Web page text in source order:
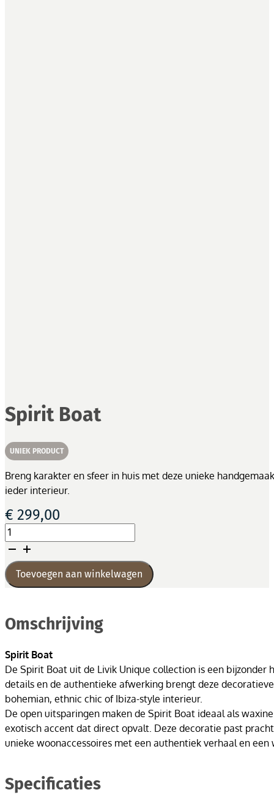
Spirit Boat
UNIEK PRODUCT
Breng karakter en sfeer in huis met deze unieke
ieder interieur.
€ 299,00
Spirit
Boat
aantal
Toevoegen aan winkelwagen
Omschrijving
Spirit Boat
De Spirit Boat uit de Livik Unique collection is een
details en de authentieke afwerking brengt deze
bohemian, ethnic chic of Ibiza-style interieur.
De open uitsparingen maken de Spirit Boat ideaal als
exotisch accent dat direct opvalt. Deze decoratie past
unieke woonaccessoires met een authentiek verhaal en
Specificaties